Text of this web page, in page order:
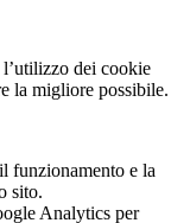
l’utilizzo dei cookie
la migliore possibile.
funzionamento e la
sito.
Analytics per